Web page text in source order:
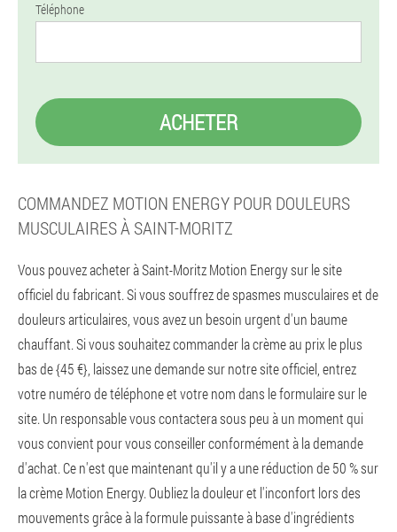
Téléphone
ACHETER
COMMANDEZ MOTION ENERGY POUR DOULEURS
MUSCULAIRES À SAINT-MORITZ
Vous pouvez acheter à Saint-Moritz Motion Energy sur le site
officiel du fabricant. Si vous souffrez de spasmes musculaires et de
douleurs articulaires, vous avez un besoin urgent d'un baume
chauffant. Si vous souhaitez commander la crème au prix le plus
bas de {45 €}, laissez une demande sur notre site officiel, entrez
votre numéro de téléphone et votre nom dans le formulaire sur le
site. Un responsable vous contactera sous peu à un moment qui
vous convient pour vous conseiller conformément à la demande
d'achat. Ce n'est que maintenant qu'il y a une réduction de 50 % sur
la crème Motion Energy. Oubliez la douleur et l'inconfort lors des
mouvements grâce à la formule puissante à base d'ingrédients